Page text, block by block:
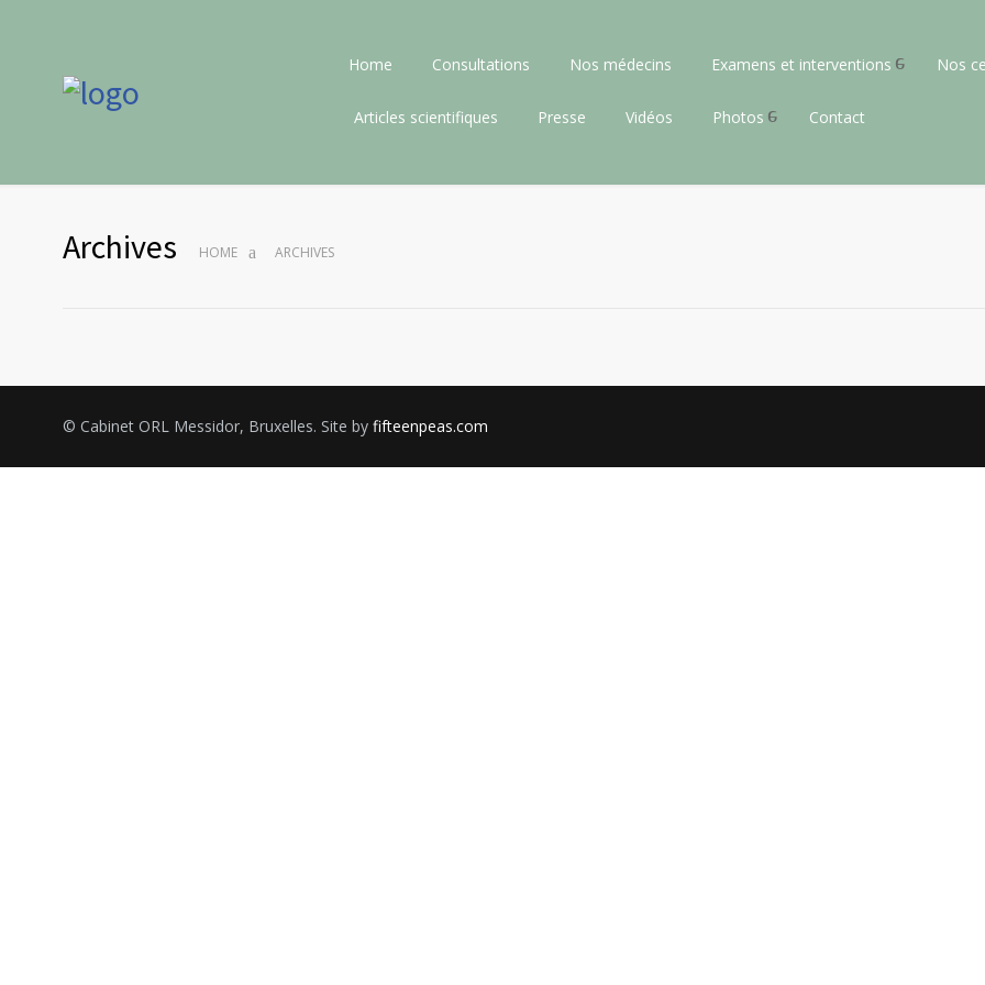
Home Consultations Nos médecins Examens et interventions Nos
Articles scientifiques Presse Vidéos Photos Contact
Archives HOME ARCHIVES
© Cabinet ORL Messidor, Bruxelles. Site by fifteenpeas.com